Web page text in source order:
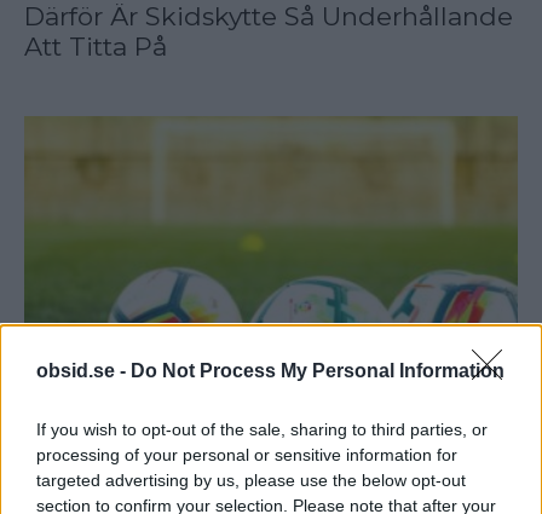
obsid.se - Do Not Process My Personal Information
If you wish to opt-out of the sale, sharing to third parties, or
processing of your personal or sensitive information for
targeted advertising by us, please use the below opt-out
section to confirm your selection. Please note that after your
Därför Är Skidskytte Så Underhållande
Att Titta På
Därför Väljer Spelare Unknown